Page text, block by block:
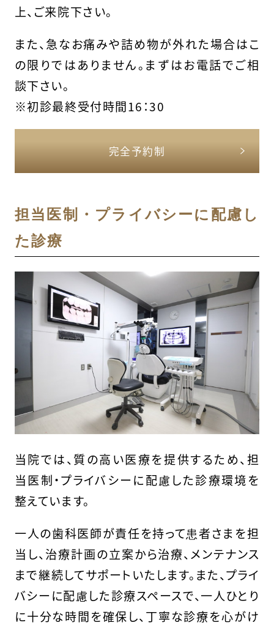
上、ご来院下さい。
また、急なお痛みや詰め物が外れた場合はこ
の限りではありません。まずはお電話でご相
談下さい。
※初診最終受付時間16：30
完全予約制
担当医制・プライバシーに配慮し
た診療
当院では、質の高い医療を提供するため、担
当医制・プライバシーに配慮した診療環境を
整えています。
一人の歯科医師が責任を持って患者さまを担
当し、治療計画の立案から治療、メンテナンス
まで継続してサポートいたします。また、プライ
バシーに配慮した診療スペースで、一人ひとり
に十分な時間を確保し、丁寧な診療を心がけ